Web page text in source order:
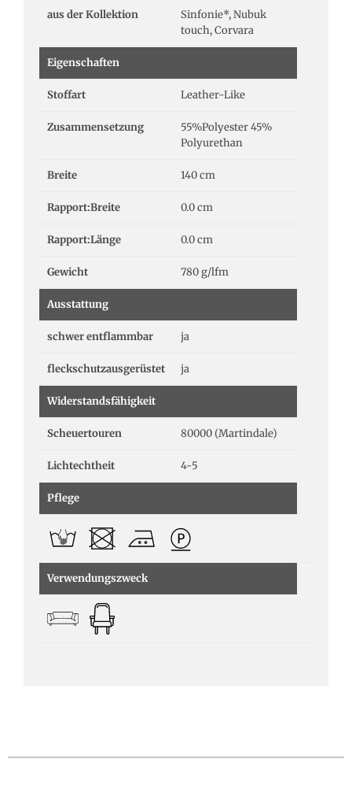
aus der Kollektion
Sinfonie*, Nubuk
touch, Corvara
Eigenschaften
Stoffart Leather-Like
Zusammensetzung
55%Polyester 45%
Polyurethan
Breite 140 cm
Rapport:Breite 0.0 cm
Rapport:Länge 0.0 cm
Gewicht 780 g/lfm
Ausstattung
schwer entflammbar ja
fleckschutzausgerüstet ja
Widerstandsfähigkeit
Scheuertouren 80000 (Martindale)
Lichtechtheit 4-5
Pflege
Verwendungszweck